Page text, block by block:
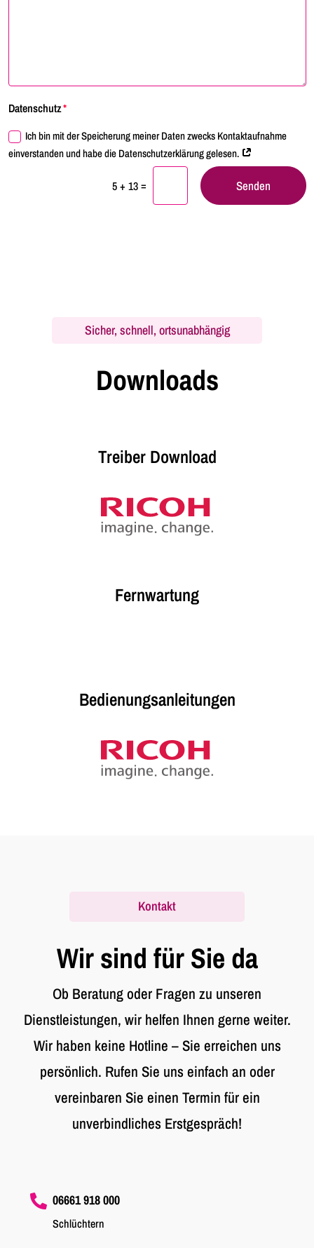
Datenschutz
Ich bin mit der Speicherung meiner Daten zwecks Kontaktaufnahme
einverstanden und habe die Datenschutzerklärung gelesen.
5 + 13= Senden
Sicher, schnell, ortsunabhängig
Downloads
Treiber Download
Fernwartung
Bedienungsanleitungen
Kontakt
Wir sind für Sie da
Ob Beratung oder Fragen zu unseren
Dienstleistungen, wir helfen Ihnen gerne weiter.
Wir haben keine Hotline – Sie erreichen uns
persönlich. Rufen Sie uns einfach an oder
vereinbaren Sie einen Termin für ein
unverbindliches Erstgespräch!
 06661 918 000
Schlüchtern